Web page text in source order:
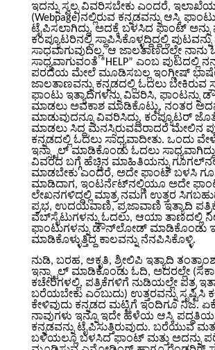
ಇದನ್ನು ಸ್ವಲ್ಪ ವಿವರಿಸಬೇಕು ಎಂದರೆ,
(Webpage)ನಲ್ಲಿರುವ ಕನ್ನಡವನ್ನು ಆಸ್ಕಿ
ಟೈಪಿಸಲಾಗಿದ್ದು, ಅದಕ್ಕೆ ಬಳಸಿದ ಫಾಂಟ್‌ ಅನ್ನು
ಕಂಪ್ಯೂಟರಿನಲ್ಲಿ ಸ್ಥಾಪಿಸಿಕೊಳ್ಳದ್ದಿದ್ದಲ್ಲಿ
ಸಾಧವಾಗುವುದಿಲ್ಲ. ಆ ಜಾಲತಾಣದಲ್ಲೇ ನಾನು
ಸಾಧ್ಯವಾಗುವಂತೆ “HELP” ಎಂಬ ಪುಟದಲ್ಲಿ
ಪರದೆಯ ಮೇಲೆ ಮೂಡಿಸಬಲ್ಲ ಇಂಗ್ಲೀಷ್
ಜಾಲತಾಣವನ್ನು ಕನ್ನಡದಲ್ಲಿ ಓದಲು ಬೇಕಿರುವ
ಫಾಂಟು ಇತ್ಯಾದಿಗಳನ್ನು ವಿವರಿಸಿ,
ಮಾಡಲು ಅವಕಾಶ ಮಾಡಿಕೊಟ್ಟು, ನಂತರ
ಮಾಡುವುದನ್ನೂ ವಿವರಿಸಿದ್ದು, ಕಂಪ್ಯೂಟರ್
ಮಾಡಲು ಸಿದ್ದ ಮನಸ್ಸಿರುವವರಾದರೆ ಮೇಲಿನ
ಕನ್ನಡದಲ್ಲಿ ಓದಲು ಸಾಧ್ಯವಾದೀತು. ಒಂದು
ಇನ್ಸ್ಟಾಲ್ ಮಾಡಿಕೊಂಡು ಓದಲು
ವಿವರದ ಬಗ್ಗೆ ಹೆಚ್ಚಿನ ಮಾಹಿತಿಯನ್ನು
ಮಾಡಬೇಕು ಎಂದರೆ, ಅದೇ ಫಾಂಟ್ ಬಳಸಿ
ಮಾಡಿದಾಗ, ಇಂಟರ್ನೆಟ್‌ನಲ್ಲಿಯೂ ಅದೇ
ಲೇಖನಗಳಿದ್ದಲ್ಲಿ ಮಾತ್ರ ನಮಗೆ ಉತ್ತರ
ಪ್ರಭ, ಉದಯವಾಣಿ, ಪ್ರಜಾವಾಣಿ ಇತ್ಯಾದಿ
ವೆಬ್‌ಸೈಟುಗಳನ್ನು ಓದಲು, ಆಯಾ ತಾಣದಲ್ಲಿ
ಫಾಂಟುಗಳನ್ನು ಡೌನ್‌ಲೋಡ್ ಮಾಡಿಕೊಂಡು
ಮಾಡಿಕೊಳ್ಳುತ್ತಿದ್ದ ಕಾಲವನ್ನು ನೆನಪಿಸಿಕೊಳ್ಳಿ.
ನುಡಿ, ಬರಹ, ಆಕೃತಿ, ಶ್ರೀಲಿಪಿ ಇತ್ಯಾದಿ
ಇನ್ಸ್ಟಾಲ್ ಮಾಡಿಕೊಂಡು ಓದಿ, ಅದರಲ್ಲೇ
ಕಚೇರಿಗಳಲ್ಲಿ, ಪತ್ರಿಕೆಗಳಿಗೆ ನುಡಿಯಲ್ಲೇ ಪತ್ರ
ಬರೆಯಬೇಕು ಎಂಬುದು) ಉತ್ತರವನ್ನು ಸೃಷ್ಟಿಸಿ
ಕೇಳಿವುದು ಕನ್ನಡದ ಮಟ್ಟಿಗೆ ಇಂದಿಗೂ ನಿಜ.
ನಾವುಗಳು ಇನ್ನೂ ಇದೇ ಹಳೆಯ ಆಸ್ಕಿ
ಕನ್ನಡವನ್ನು ಟೈಪಿಸುತ್ತಿರುವುದು. ಬರೆಯುವ
ಬಳಿಯಲ್ಲೂ ಬಳಸಿದ ಫಾಂಟ್ ಮತ್ತು ಅದನ್ನು